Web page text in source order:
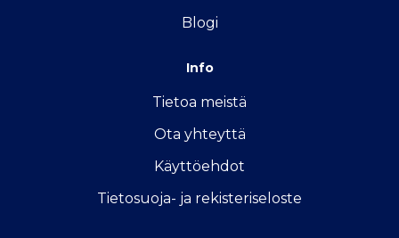
Blogi
Info
Tietoa meistä
Ota yhteyttä
Käyttöehdot
Tietosuoja- ja rekisteriseloste